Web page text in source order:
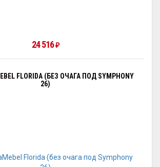
24 516 ₽
FLORIDA (БЕЗ ОЧАГА ПОД SYMPHONY
26)